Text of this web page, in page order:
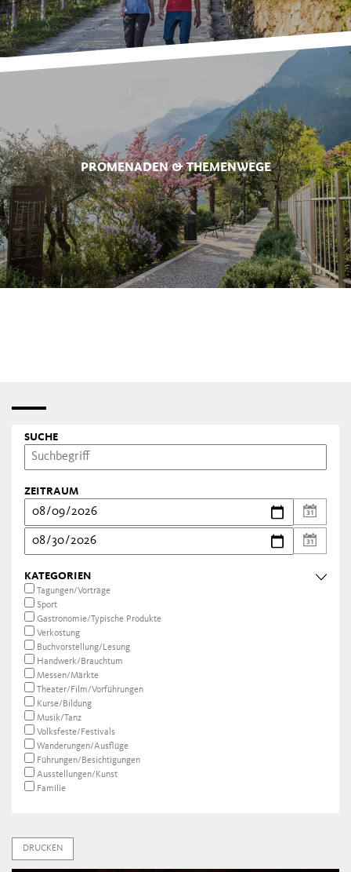
PROMENADEN & THEMENWEGE
SUCHE
ZEITRAUM
KATEGORIEN
Tagungen/Vorträge
Sport
Gastronomie/Typische Produkte
Verkostung
Buchvorstellung/Lesung
Handwerk/Brauchtum
Messen/Märkte
Theater/Film/Vorführungen
Kurse/Bildung
Musik/Tanz
Volksfeste/Festivals
Wanderungen/Ausflüge
Führungen/Besichtigungen
Ausstellungen/Kunst
Familie
DRUCKEN